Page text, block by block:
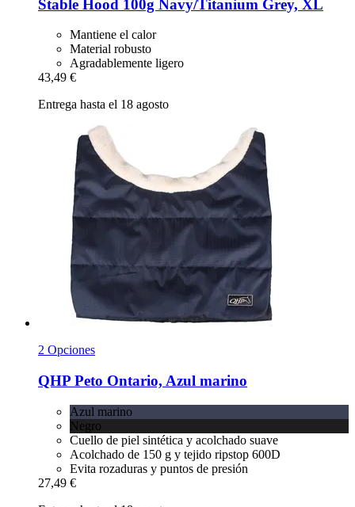
Stable Hood 100g Navy/Titanium Grey, XL
Mantiene el calor
Material robusto
Agradablemente ligero
43,49 €
Entrega hasta el 18 agosto
2 Opciones
QHP Peto Ontario, Azul marino
Azul marino
Negro
Cuello de piel sintética y acolchado suave
Acolchado de 150 g y tejido ripstop 600D
Evita rozaduras y puntos de presión
27,49 €